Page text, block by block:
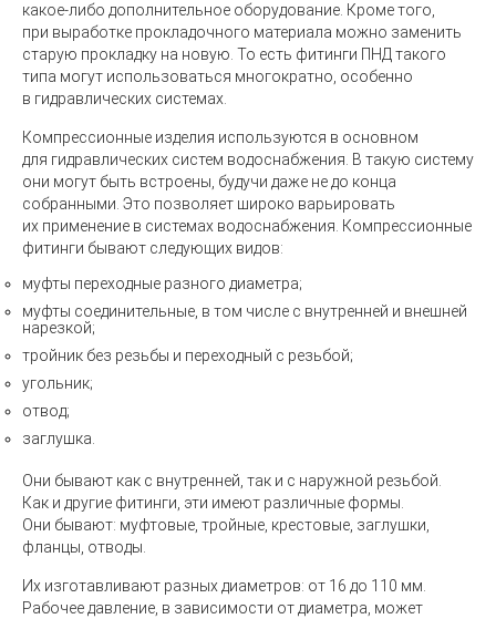
какое-либо дополнительное оборудование. Кроме того,
при выработке прокладочного материала можно заменить
старую прокладку на новую. То есть фитинги ПНД такого
типа могут использоваться многократно, особенно
в гидравлических системах.
Компрессионные изделия используются в основном
для гидравлических систем водоснабжения. В такую систему
они могут быть встроены, будучи даже не до конца
собранными. Это позволяет широко варьировать
их применение в системах водоснабжения. Компрессионные
фитинги бывают следующих видов:
муфты переходные разного диаметра;
муфты соединительные, в том числе с внутренней и внешней
нарезкой;
тройник без резьбы и переходный с резьбой;
угольник;
отвод;
заглушка.
Они бывают как с внутренней, так и с наружной резьбой.
Как и другие фитинги, эти имеют различные формы.
Они бывают: муфтовые, тройные, крестовые, заглушки,
фланцы, отводы.
Их изготавливают разных диаметров: от 16 до 110 мм.
Рабочее давление, в зависимости от диаметра, может